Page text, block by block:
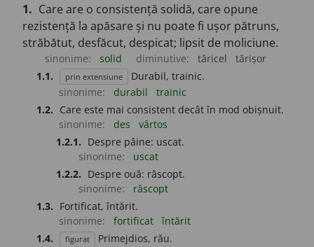
1. Care are o consistență solidă, care opune
rezistență la apăsare și nu poate fi ușor pătruns,
străbătut, desfăcut, despicat; lipsit de moliciune.
sinonime: solid diminutive: tăricel
tărișor
1.1.
prin extensiune
Durabil, trainic.
sinonime:
durabil
trainic
1.2. Care este mai consistent decât în mod obișnuit.
sinonime:
des
vârtos
1.2.1. Despre pâine: uscat.
sinonime:
uscat
1.2.2. Despre ouă: răscopt.
sinonime:
răscopt
1.3. Fortificat, întărit.
sinonime:
fortificat
întărit
1.4.
figurat
Primejdios, rău.